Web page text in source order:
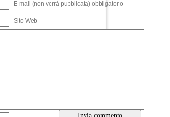
E-mail (non verrà pubblicata) obbligatorio
Sito Web